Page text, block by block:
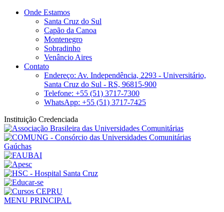
Onde Estamos
Santa Cruz do Sul
Capão da Canoa
Montenegro
Sobradinho
Venâncio Aires
Contato
Endereço: Av. Independência, 2293 - Universitário,
Santa Cruz do Sul - RS, 96815-900
Telefone: +55 (51) 3717-7300
WhatsApp: +55 (51) 3717-7425
Instituição Credenciada
MENU PRINCIPAL